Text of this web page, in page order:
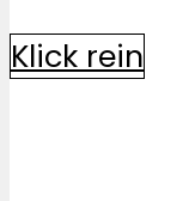
Klick rein